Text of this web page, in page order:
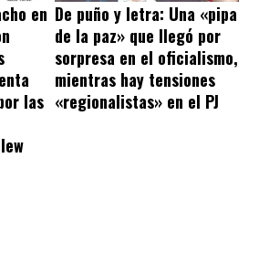
en
las
De puño y letra: Una «pipa
de la paz» que llegó por
sorpresa en el oficialismo,
mientras hay tensiones
«regionalistas» en el PJ